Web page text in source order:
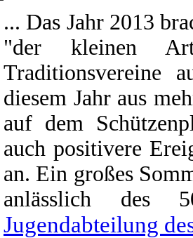
... Das Jahr 2013
"der kleinen
Traditionsvereine
diesem Jahr aus
auf dem
auch positivere
an. Ein großes
anlässlich des
Jugendabteilung